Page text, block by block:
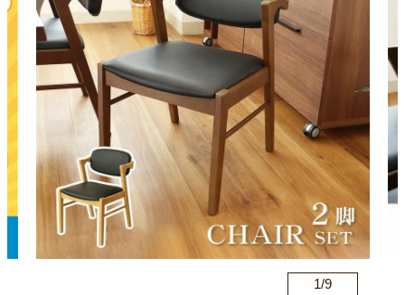
最短発送 冷感ラグ 冷感寝具 ワークデスク ウィルトンラ
カテゴリから探す
ソファ
1/9